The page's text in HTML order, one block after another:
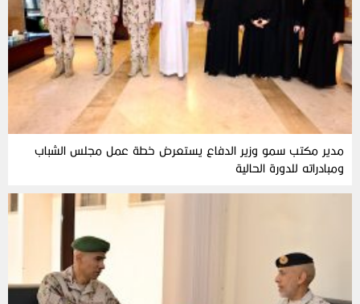
مدير مكتب سمو وزير الدفاع يستعرض خطة عمل مجلس الشباب
ومبادراته للدورة الحالية